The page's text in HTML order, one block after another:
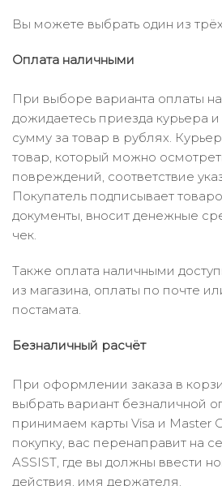
Вы можете выбрать один из
Оплата наличными
При выборе варианта оплаты
дожидаетесь приезда курьера
сумму за товар в рублях.
товар, который можно
повреждений, соответствие
Покупатель подписывает
документы, вносит денежные
чек.
Также оплата наличными
из магазина, оплаты по почте
постамата.
Безналичный расчёт
При оформлении заказа в
выбрать вариант безналичной
принимаем карты Visa и Master
покупку, вас перенаправит на
ASSIST, где вы должны ввести
действия, имя держателя.